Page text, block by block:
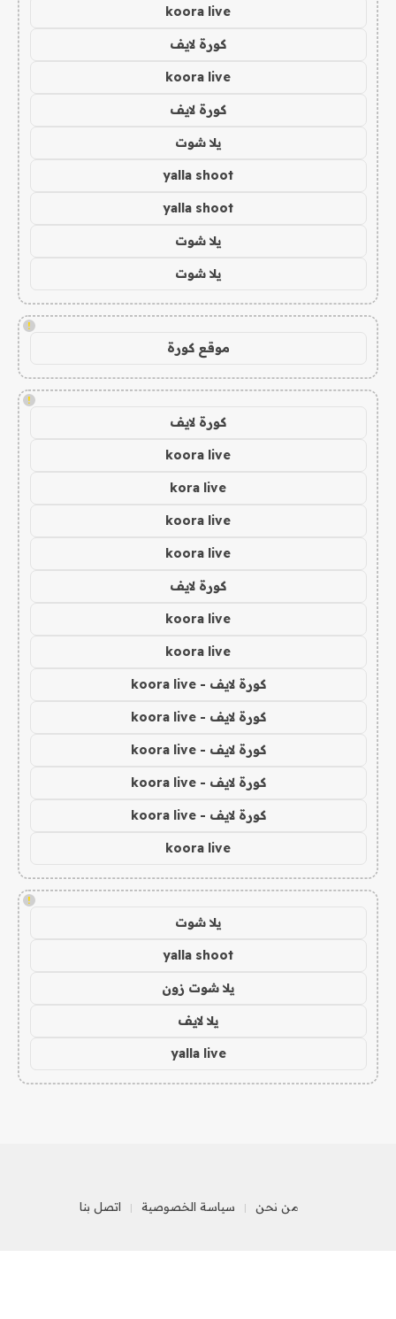
koora live
كورة لايف
koora live
كورة لايف
يلا شوت
yalla shoot
yalla shoot
يلا شوت
يلا شوت
!
موقع كورة
!
كورة لايف
koora live
kora live
koora live
koora live
كورة لايف
koora live
koora live
كورة لايف - koora live
كورة لايف - koora live
كورة لايف - koora live
كورة لايف - koora live
كورة لايف - koora live
koora live
!
يلا شوت
yalla shoot
يلا شوت زون
يلا لايف
yalla live
من نحن سياسة الخصوصية اتصل بنا